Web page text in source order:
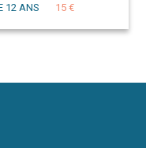
12 ANS
15 €